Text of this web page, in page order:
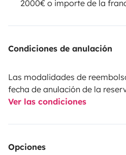
2000€ o importe de la
Condiciones de anulación
Las modalidades de
fecha de anulación de la
Ver las condiciones
Opciones